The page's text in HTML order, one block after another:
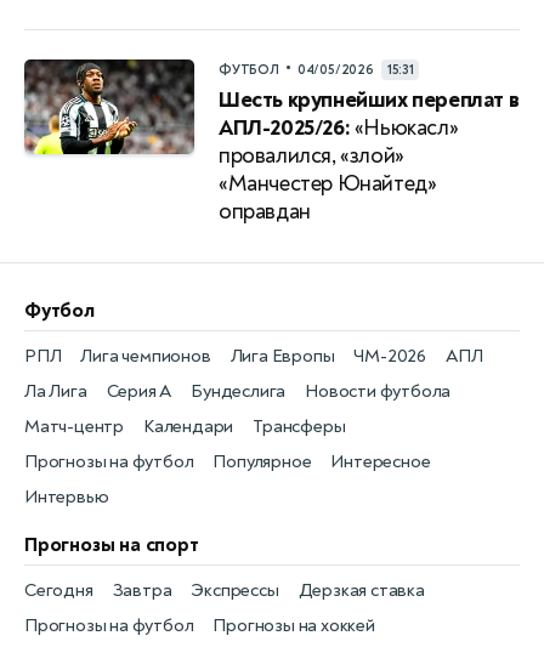
ФУТБОЛ • 04/05/2026 15:31
Шесть крупнейших переплат в
АПЛ-2025/26:«Ньюкасл»
провалился, «злой»
«Манчестер Юнайтед»
оправдан
Футбол
Новости футбола
РПЛ
Матч-центр
Лига чемпионов
Календари
Лига Европы
Трансферы
ЧМ-2026
Прогнозы на футбол
АПЛ
Популярное
Ла Лига
Интересное
Серия А
Интервью
Бундеслига
Прогнозы на спорт
Прогнозы на футбол
Сегодня
Прогнозы на хоккей
Завтра Экспрессы Дерзкая ставка